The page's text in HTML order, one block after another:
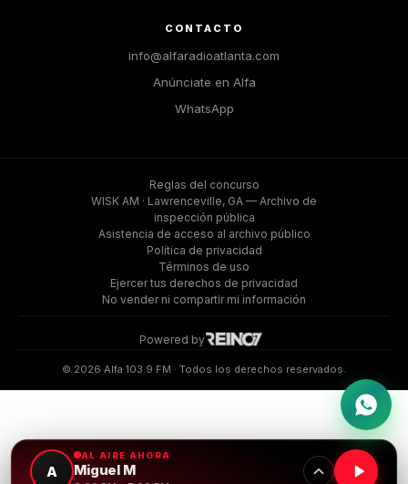
CONTACTO
info@alfaradioatlanta.com
Anúnciate en Alfa
WhatsApp
Reglas del concurso
WISK AM · Lawrenceville, GA — Archivo de
inspección pública
Asistencia de acceso al archivo público
Política de privacidad
Términos de uso
Ejercer tus derechos de privacidad
No vender ni compartir mi información
Powered by
©️ 2026 Alfa 103.9 FM · Todos los derechos reservados.
A
AL AIRE AHORA
Miguel M